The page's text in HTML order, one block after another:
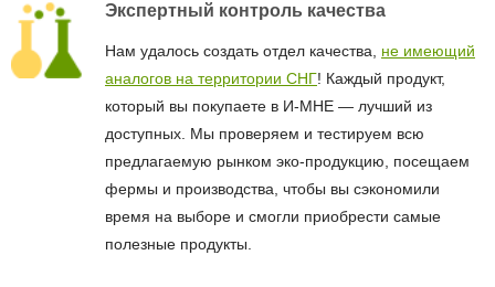
Экспертный контроль качества
Нам удалось создать отдел качества, не имеющий
аналогов на территории СНГ! Каждый продукт,
который вы покупаете в И-МНЕ — лучший из
доступных. Мы проверяем и тестируем всю
предлагаемую рынком эко-продукцию, посещаем
фермы и производства, чтобы вы сэкономили
время на выборе и смогли приобрести самые
полезные продукты.